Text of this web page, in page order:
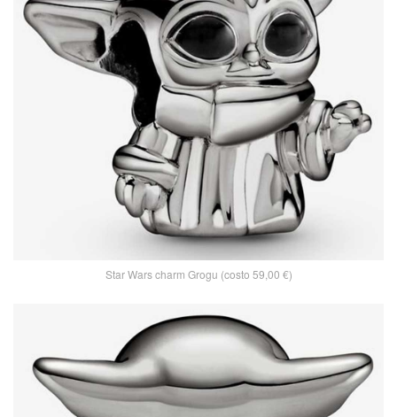
Star Wars charm Grogu (costo 59,00 €)